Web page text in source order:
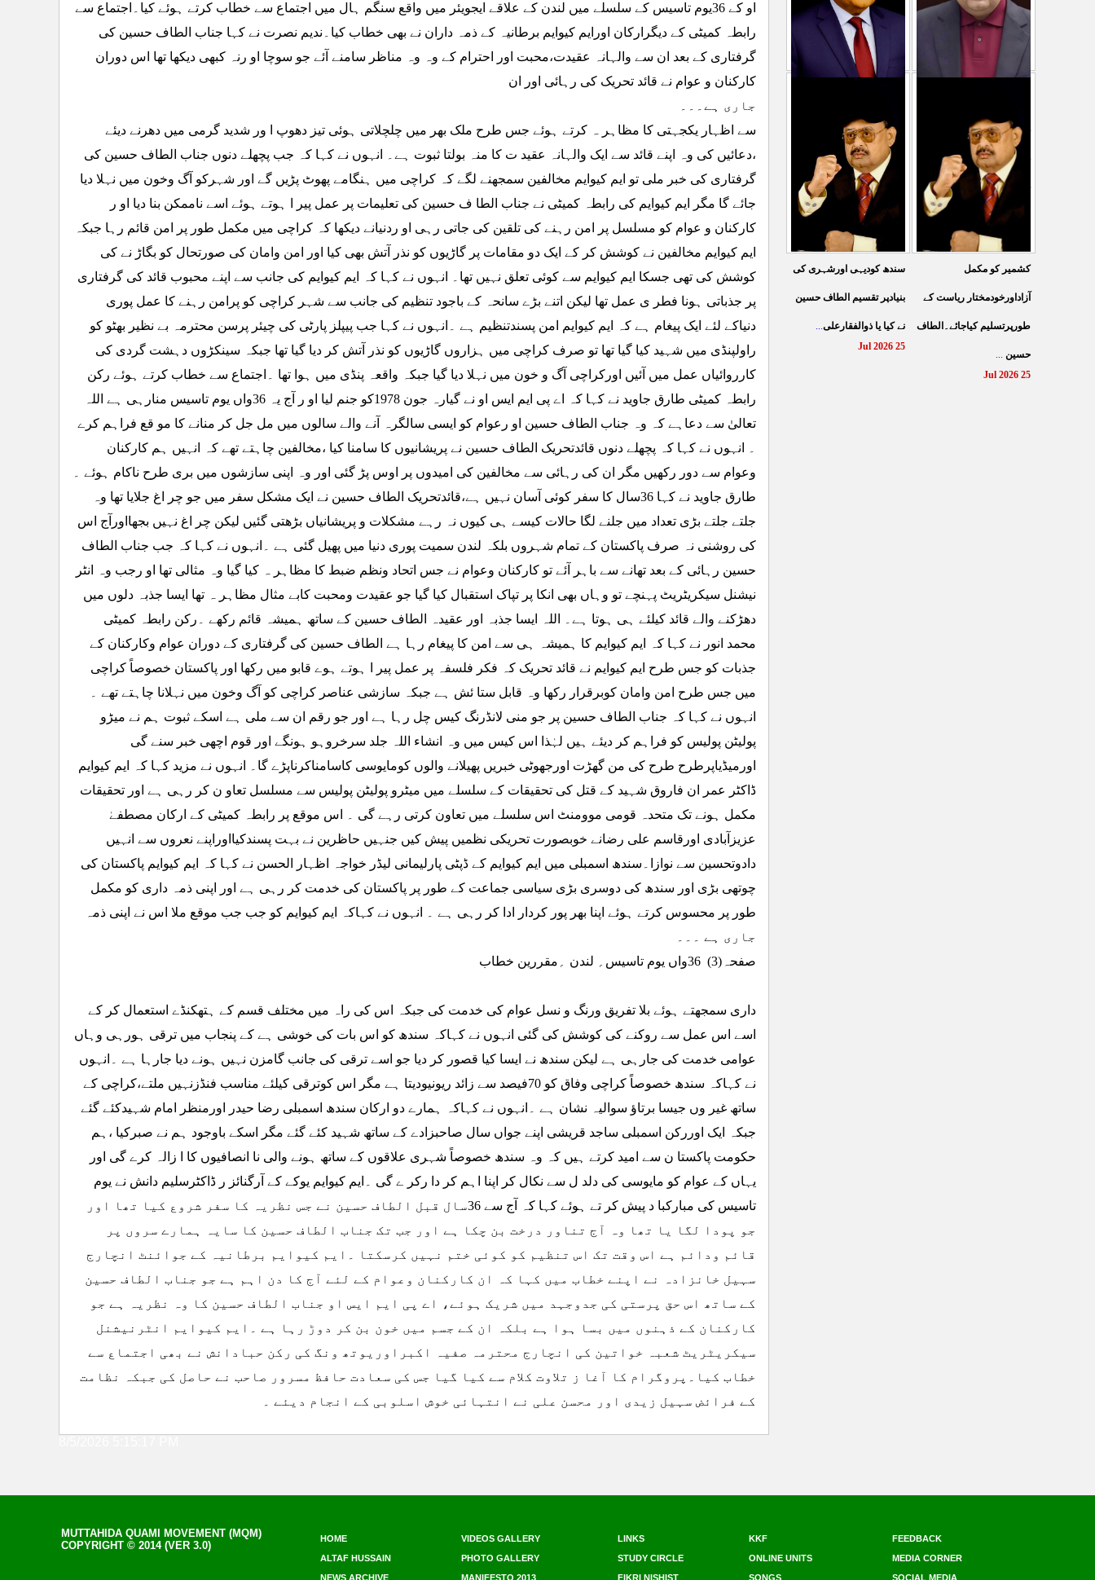
او کے 36یوم تاسیس کے سلسلے میں لندن کے علاقے ایجویئر میں واقع سنگم ہال میں اجتماع سے خطاب کرتے ہوئے کیا۔اجتماع سے
رابطہ کمیٹی کے دیگرارکان اورایم کیوایم برطانیہ کے ذمہ داران نے بھی خطاب کیا۔ندیم نصرت نے کہا جناب الطاف حسین کی
گرفتاری کے بعد ان سے والہانہ عقیدت،محبت اور احترام کے وہ وہ مناظر سامنے آئے جو سوچا او رنہ کبھی دیکھا تھا اس دوران
کارکنان و عوام نے قائد تحریک کی رہائی اور ان
جاری ہے۔۔۔
سے اظہار یکجہتی کا مظاہر ہ کرتے ہوئے جس طرح ملک بھر میں چلچلاتی ہوئی تیز دھوپ ا ور شدید گرمی میں دھرنے دیئے
،دعائیں کی وہ اپنے قائد سے ایک والہانہ عقید ت کا منہ بولتا ثبوت ہے۔ انہوں نے کہا کہ جب پچھلے دنوں جناب الطاف حسین کی
گرفتاری کی خبر ملی تو ایم کیوایم مخالفین سمجھنے لگے کہ کراچی میں ہنگامے پھوٹ پڑیں گے اور شہرکو آگ وخون میں نہلا دیا
جائے گا مگر ایم کیوایم کی رابطہ کمیٹی نے جناب الطا ف حسین کی تعلیمات پر عمل پیر ا ہوتے ہوئے اسے ناممکن بنا دیا او ر
کارکنان و عوام کو مسلسل پر امن رہنے کی تلقین کی جاتی رہی او ردنیانے دیکھا کہ کراچی میں مکمل طور پر امن قائم رہا جبکہ
ایم کیوایم مخالفین نے کوشش کر کے ایک دو مقامات پر گاڑیوں کو نذر آتش بھی کیا اور امن وامان کی صورتحال کو بگاڑ نے کی
کوشش کی تھی جسکا ایم کیوایم سے کوئی تعلق نہیں تھا۔ انہوں نے کہا کہ ایم کیوایم کی جانب سے اپنے محبوب قائد کی گرفتاری
پر جذباتی ہونا فطر ی عمل تھا لیکن اتنے بڑے سانحہ کے باجود تنظیم کی جانب سے شہر کراچی کو پرامن رہنے کا عمل پوری
دنیاکے لئے ایک پیغام ہے کہ ایم کیوایم امن پسندتنظیم ہے ۔انہوں نے کہا جب پیپلز پارٹی کی چیئر پرسن محترمہ بے نظیر بھٹو کو
راولپنڈی میں شہید کیا گیا تھا تو صرف کراچی میں ہزاروں گاڑیوں کو نذر آتش کر دیا گیا تھا جبکہ سینکڑوں دہشت گردی کی
کارروائیاں عمل میں آئیں اورکراچی آگ و خون میں نہلا دیا گیا جبکہ واقعہ پنڈی میں ہوا تھا ۔اجتماع سے خطاب کرتے ہوئے رکن
رابطہ کمیٹی طارق جاوید نے کہا کہ اے پی ایم ایس او نے گیارہ جون 1978کو جنم لیا او ر آج یہ 36واں یوم تاسیس منارہی ہے اللہ
تعالیٰ سے دعاہے کہ وہ جناب الطاف حسین او رعوام کو ایسی سالگرہ آنے والے سالوں میں مل جل کر منانے کا مو قع فراہم کرے
۔ انہوں نے کہا کہ پچھلے دنوں قائدتحریک الطاف حسین نے پریشانیوں کا سامنا کیا ،مخالفین چاہتے تھے کہ انہیں ہم کارکنان
وعوام سے دور رکھیں مگر ان کی رہائی سے مخالفین کی امیدوں پر اوس پڑ گئی اور وہ اپنی سازشوں میں بری طرح ناکام ہوئے ۔
طارق جاوید نے کہا 36سال کا سفر کوئی آسان نہیں ہے،قائدتحریک الطاف حسین نے ایک مشکل سفر میں جو چر اغ جلایا تھا وہ
جلتے جلتے بڑی تعداد میں جلنے لگا حالات کیسے ہی کیوں نہ رہے مشکلات و پریشانیاں بڑھتی گئیں لیکن چر اغ نہیں بجھااورآج اس
کی روشنی نہ صرف پاکستان کے تمام شہروں بلکہ لندن سمیت پوری دنیا میں پھیل گئی ہے ۔انہوں نے کہا کہ جب جناب الطاف
حسین رہائی کے بعد تھانے سے باہر آئے تو کارکنان وعوام نے جس اتحاد ونظم ضبط کا مظاہر ہ کیا گیا وہ مثالی تھا او رجب وہ انٹر
نیشنل سیکریٹریٹ پہنچے تو وہاں بھی انکا پر تپاک استقبال کیا گیا جو عقیدت ومحبت کابے مثال مظاہر ہ تھا ایسا جذبہ دلوں میں
دھڑکنے والے قائد کیلئے ہی ہوتا ہے۔ اللہ ایسا جذبہ اور عقیدہ الطاف حسین کے ساتھ ہمیشہ قائم رکھے ۔رکن رابطہ کمیٹی
محمد انور نے کہا کہ ایم کیوایم کا ہمیشہ ہی سے امن کا پیغام رہا ہے الطاف حسین کی گرفتاری کے دوران عوام وکارکنان کے
جذبات کو جس طرح ایم کیوایم نے قائد تحریک کہ فکر فلسفہ پر عمل پیر ا ہوتے ہوے قابو میں رکھا اور پاکستان خصوصاً کراچی
میں جس طرح امن وامان کوبرقرار رکھا وہ قابل ستا ئش ہے جبکہ سازشی عناصر کراچی کو آگ وخون میں نہلانا چاہتے تھے ۔
انہوں نے کہا کہ جناب الطاف حسین پر جو منی لانڈرنگ کیس چل رہا ہے اور جو رقم ان سے ملی ہے اسکے ثبوت ہم نے میڑو
پولیٹن پولیس کو فراہم کر دیئے ہیں لہٰذا اس کیس میں وہ انشاء اللہ جلد سرخروہو ہونگے اور قوم اچھی خبر سنے گی
اورمیڈیاپرطرح طرح کی من گھڑت اورجھوٹی خبریں پھیلانے والوں کومایوسی کاسامناکرناپڑے گا۔ انہوں نے مزید کہا کہ ایم کیوایم
ڈاکٹر عمر ان فاروق شہید کے قتل کی تحقیقات کے سلسلے میں میٹرو پولیٹن پولیس سے مسلسل تعاو ن کر رہی ہے اور تحقیقات
مکمل ہونے تک متحدہ قومی موومنٹ اس سلسلے میں تعاون کرتی رہے گی ۔ اس موقع پر رابطہ کمیٹی کے ارکان مصطفےٰ
عزیزآبادی اورقاسم علی رضانے خوبصورت تحریکی نظمیں پیش کیں جنہیں حاظرین نے بہت پسندکیااوراپنے نعروں سے انہیں
دادوتحسین سے نوازا۔سندھ اسمبلی میں ایم کیوایم کے ڈپٹی پارلیمانی لیڈر خواجہ اظہار الحسن نے کہا کہ ایم کیوایم پاکستان کی
چوتھی بڑی اور سندھ کی دوسری بڑی سیاسی جماعت کے طور پر پاکستان کی خدمت کر رہی ہے اور اپنی ذمہ داری کو مکمل
طور پر محسوس کرتے ہوئے اپنا بھر پور کردار ادا کر رہی ہے ۔ انہوں نے کہاکہ ایم کیوایم کو جب جب موقع ملا اس نے اپنی ذمہ
جاری ہے ۔۔۔
صفحہ(3)
داری سمجھتے ہوئے بلا تفریق ورنگ و نسل عوام کی خدمت کی جبکہ اس کی راہ میں مختلف قسم کے ہتھکنڈے استعمال کر کے
اسے اس عمل سے روکنے کی کوشش کی گئی انہوں نے کہاکہ سندھ کو اس بات کی خوشی ہے کے پنجاب میں ترقی ہورہی وہاں
عوامی خدمت کی جارہی ہے لیکن سندھ نے ایسا کیا قصور کر دیا جو اسے ترقی کی جانب گامزن نہیں ہونے دیا جارہا ہے ۔انہوں
نے کہاکہ سندھ خصوصاً کراچی وفاق کو 70فیصد سے زائد ریونیودیتا ہے مگر اس کوترقی کیلئے مناسب فنڈزنہیں ملتے،کراچی کے
ساتھ غیر وں جیسا برتاؤ سوالیہ نشان ہے ۔انہوں نے کہاکہ ہمارے دو ارکان سندھ اسمبلی رضا حیدر اورمنظر امام شہیدکئے گئے
جبکہ ایک اوررکن اسمبلی ساجد قریشی اپنے جواں سال صاحبزادے کے ساتھ شہید کئے گئے مگر اسکے باوجود ہم نے صبرکیا ،ہم
حکومت پاکستا ن سے امید کرتے ہیں کہ وہ سندھ خصوصاً شہری علاقوں کے ساتھ ہونے والی نا انصافیوں کا ا زالہ کرے گی اور
یہاں کے عوام کو مایوسی کی دلد ل سے نکال کر اپنا اہم کر دا رکر ے گی ۔ایم کیوایم یوکے کے آرگنائز ر ڈاکٹرسلیم دانش نے یوم
تاسیس کی مبارکبا د پیش کر تے ہوئے کہا کہ آج سے 36سال قبل الطاف حسین نے جس نظریہ کا سفر شروع کیا تھا اور
جو پودا لگا یا تھا وہ آج تناور درخت بن چکا ہے اور جب تک جناب الطاف حسین کا سایہ ہمارے سروں پر
قائم ودائم ہے اس وقت تک اس تنظیم کو کوئی ختم نہیں کرسکتا ۔ایم کیوایم برطانیہ کے جوائنٹ انچارج
سہیل خانزادہ نے اپنے خطاب میں کہا کہ ان کارکنان وعوام کے لئے آج کا دن اہم ہے جو جناب الطاف حسین
کے ساتھ اس حق پرستی کی جدوجہد میں شریک ہوئے، اے پی ایم ایس او جناب الطاف حسین کا وہ نظریہ ہے جو
کارکنان کے ذہنوں میں بسا ہوا ہے بلکہ ان کے جسم میں خون بن کر دوڑ رہا ہے ۔ایم کیوایم انٹرنیشنل
سیکریٹریٹ شعبہ خواتین کی انچارج محترمہ صفیہ اکبراوریوتھ ونگ کی رکن حبادانش نے بھی اجتماع سے
خطاب کیا۔پروگرام کا آغا ز تلاوت کلام سے کیا گیا جس کی سعادت حافظ مسرور صاحب نے حاصل کی جبکہ نظامت
کے فرائض سہیل زیدی اور محسن علی نے انتہائی خوش اسلوبی کے انجام دیئے ۔
کے نظام سے نجات کے لئے
جین زی کوآگے آنا ہوگا۔
...
کرتے مہاجروں نے ظلم
کیایامہاجروں پر ظلم
...
سندھ کودیہی اورشہری کی
بنیادپر تقسیم الطاف حسین
نے کیا یا ذوالفقارعلی...
25 Jul 2026
کشمیر کو مکمل
آزاداورخودمختار ریاست کے
طورپرتسلیم کیاجائے۔الطاف
حسین ...
25 Jul 2026
MUTTAHIDA QUAMI MOVEMENT (MQM)
COPYRIGHT © 2014 (VER 3.0)
HOME VIDEOS GALLERY LINKS KKF
FEEDBACK
ALTAF HUSSAIN
PHOTO GALLERY STUDY CIRCLE ONLINE UNITS
MEDIA CORNER
NEWS ARCHIVE
MANIFESTO 2013 FIKRI NISHIST SONGS SOCIAL MEDIA